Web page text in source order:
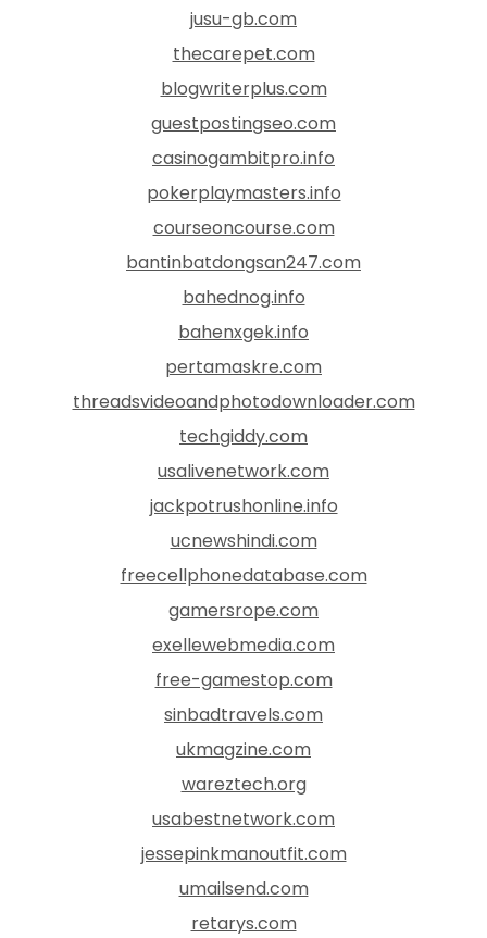
jusu-gb.com
thecarepet.com
blogwriterplus.com
guestpostingseo.com
casinogambitpro.info
pokerplaymasters.info
courseoncourse.com
bantinbatdongsan247.com
bahednog.info
bahenxgek.info
pertamaskre.com
threadsvideoandphotodownloader.com
techgiddy.com
usalivenetwork.com
jackpotrushonline.info
ucnewshindi.com
freecellphonedatabase.com
gamersrope.com
exellewebmedia.com
free-gamestop.com
sinbadtravels.com
ukmagzine.com
wareztech.org
usabestnetwork.com
jessepinkmanoutfit.com
umailsend.com
retarys.com